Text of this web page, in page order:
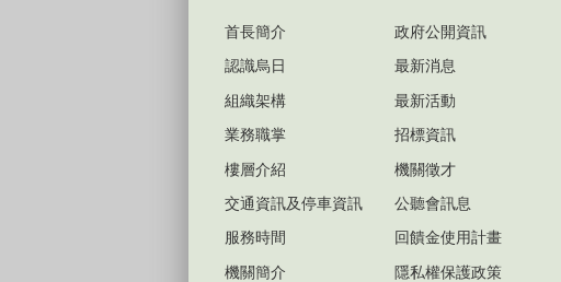
首長簡介
認識烏日
組織架構
業務職掌
樓層介紹
交通資訊及停車資訊
服務時間
機關簡介
政府公開資訊
最新消息
最新活動
招標資訊
機關徵才
公聽會訊息
回饋金使用計畫
隱私權保護政策